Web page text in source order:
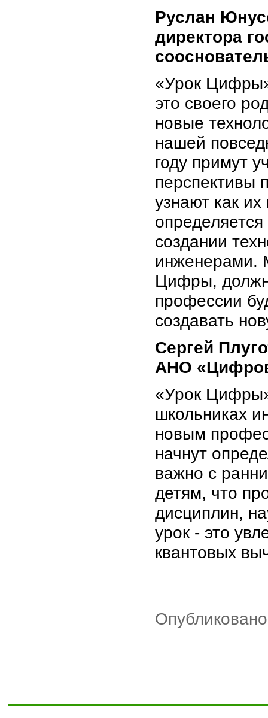
Руслан
директора
«Урок
это своего
новые
нашей
году примут
перспективы
узнают как
определяется
создании
инженерами.
Цифры,
профессии
создавать
Сергей
АНО
«Урок
школьниках
новым
начнут
важно с
детям, что
дисциплин,
урок - это
квантовых